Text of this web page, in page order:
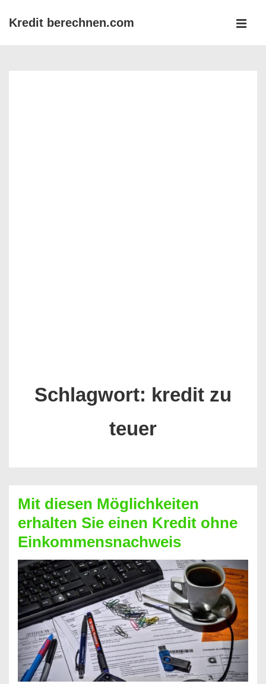
ZumKredit berechnen.com
Schlagwort: kredit zu
teuer
Mit diesen Möglichkeiten
erhalten Sie einen Kredit ohne
Einkommensnachweis